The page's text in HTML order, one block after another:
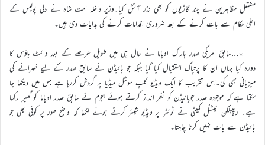
مشتعل مظاہرین نے چند گاڑیوں کو بھی نذر آتش کیا۔وزیر داخلہ امت شاہ نے دلی پولیس کے
اعلیٰ حکام سے بات کرنے کے بعد ضروری اقدامات کرنے کی ہدایات دی ہیں۔
٭…سابق امریکی صدر باراک اوباما نے حال ہی میں طویل عرصے کے بعد وائٹ ہاؤس کا
دورہ کیا جہاں ان کا پرتپاک استقبال کیا گیا جبکہ جو بائیڈن نے سابق صدر کے لیے ظہرانے کی
میزبانی بھی کی۔اس تقریب کا ایک ویڈیو کلپ سوشل میڈیا پر گردش کررہا ہے جس میں دیکھا جا
سکتا ہے کہ موجودہ صدر جوبائیڈن کو نظر انداز کرتے ہوئے ہجوم نے سابق صدر اوباما کو گھیر رکھا
ہے۔ ریپبلکن نیشنل کمیٹی نے ٹوئٹر پر ویڈیو شیئر کرتے ہوئے لکھا کہ واضح طور پر کوئی بھی جو
بائیڈن سے بات نہیں کرنا چاہتا۔